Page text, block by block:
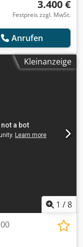
3.400 €
Festpreis zzgl. MwSt.
Anrufen
Kleinanzeige
1 /8